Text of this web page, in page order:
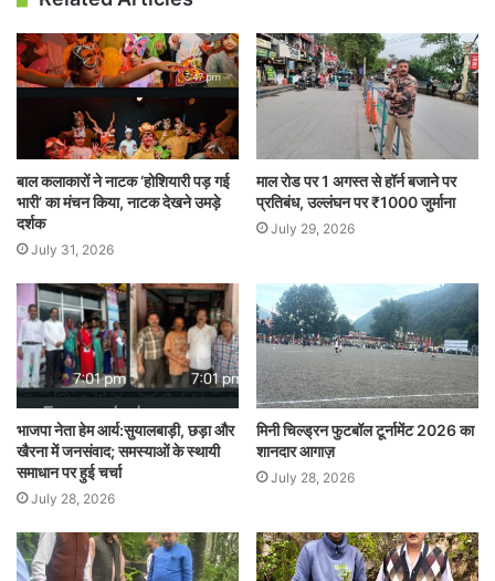
बाल कलाकारों ने नाटक ‘होशियारी पड़ गई
भारी’ का मंचन किया, नाटक देखने उमड़े
दर्शक
July 31, 2026
माल रोड पर 1 अगस्त से हॉर्न बजाने पर
प्रतिबंध, उल्लंघन पर ₹1000 जुर्माना
July 29, 2026
भाजपा नेता हेम आर्य:सुयालबाड़ी, छड़ा और
खैरना में जनसंवाद; समस्याओं के स्थायी
समाधान पर हुई चर्चा
July 28, 2026
मिनी चिल्ड्रन फुटबॉल टूर्नामेंट 2026 का
शानदार आगाज़
July 28, 2026